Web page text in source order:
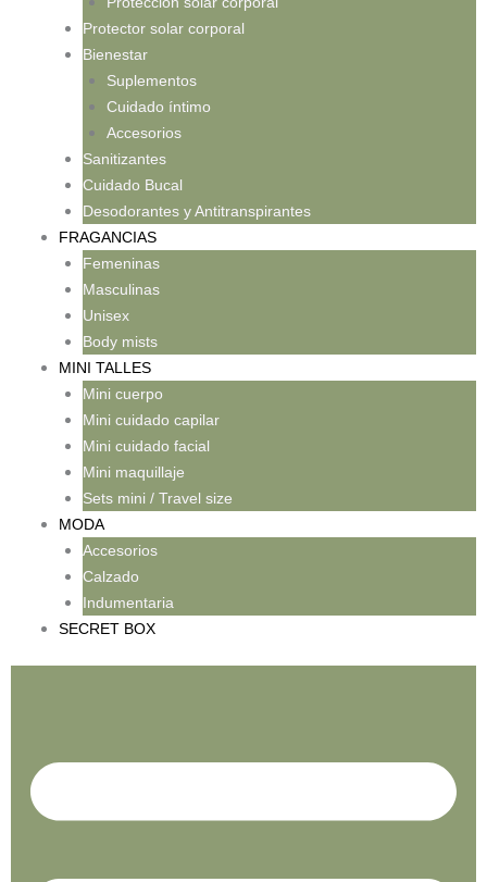
Protector solar corporal
Bienestar
Suplementos
Cuidado íntimo
Accesorios
Sanitizantes
Cuidado Bucal
Desodorantes y Antitranspirantes
FRAGANCIAS
Femeninas
Masculinas
Unisex
Body mists
MINI TALLES
Mini cuerpo
Mini cuidado capilar
Mini cuidado facial
Mini maquillaje
Sets mini / Travel size
MODA
Accesorios
Calzado
Indumentaria
SECRET BOX